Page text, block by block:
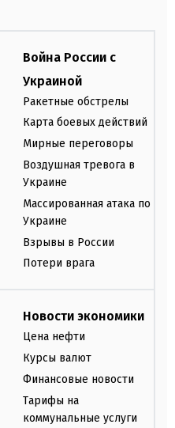
Война России с
Украиной
Ракетные обстрелы
Карта боевых действий
Мирные переговоры
Воздушная тревога в
Украине
Массированная атака по
Украине
Взрывы в России
Потери врага
Новости экономики
Цена нефти
Курсы валют
Финансовые новости
Тарифы на
коммунальные услуги